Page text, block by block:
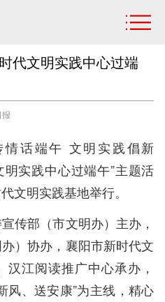
代文明实践中心过端
情话端午 文明实践倡新
明实践中心过端午”主题活
文明实践基地举行。
传部（市文明办）主办，
）协办，襄阳市新时代文
江阅读推广中心承办，
风、送安康”为主线，精心